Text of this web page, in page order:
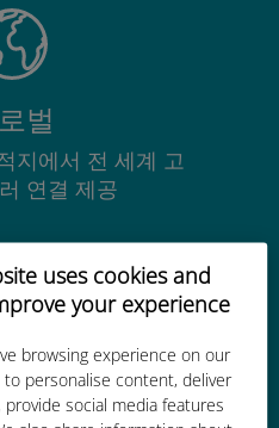
uses cookies and
your experience
browsing experience on our
personalise content, deliver
social media features
벌
지에서 전 세계 고
연결 제공
율적
요금보다 최대